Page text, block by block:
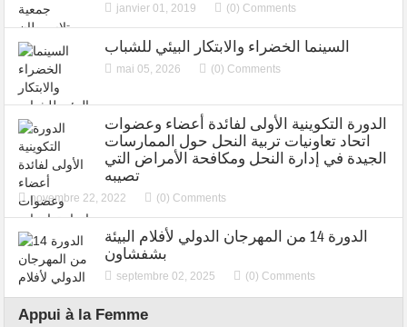
janvier 01, 2019 (0) Comments
السينما الخضراء والابتكار البيئي للشباب
mai 05, 2026 (0) Comments
الدورة التكوينية الأولى لفائدة أعضاء وعضوات
اتحاد تعاونيات تربية النحل حول الممارسات
الجيدة في إدارة النحل ومكافحة الأمراض التي
تصيبه
novembre 22, 2022 (0) Comments
الدورة 14 من المهرجان الدولي لأفلام البيئة
بشفشاون
septembre 02, 2025 (0) Comments
Appui à la Femme